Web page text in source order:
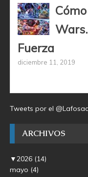
Fuerza
diciembre 11, 2019
Tweets por el
ARCHIVOS
▼2026 (14)
mayo (4)